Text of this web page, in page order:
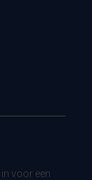
voor een